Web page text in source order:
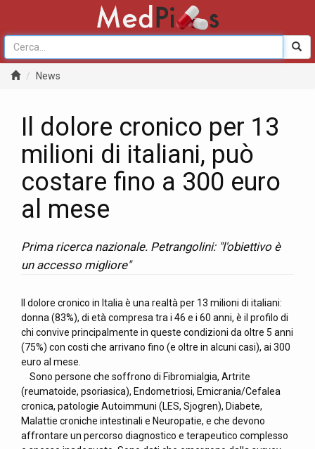
News
Il dolore cronico per 13
milioni di italiani, può
costare fino a 300 euro
al mese
Prima ricerca nazionale. Petrangolini: "l'obiettivo è
un accesso migliore"
Il dolore cronico in Italia è una realtà per 13 milioni di italiani:
donna (83%), di età compresa tra i 46 e i 60 anni, è il profilo di
chi convive principalmente in queste condizioni da oltre 5 anni
(75%) con costi che arrivano fino (e oltre in alcuni casi), ai 300
euro al mese.
Sono persone che soffrono di Fibromialgia, Artrite
(reumatoide, psoriasica), Endometriosi, Emicrania/Cefalea
cronica, patologie Autoimmuni (LES, Sjogren), Diabete,
Malattie croniche intestinali e Neuropatie, e che devono
affrontare un percorso diagnostico e terapeutico complesso